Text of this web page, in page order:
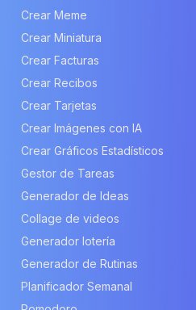
Crear Meme
Crear Miniatura
Crear Facturas
Crear Recibos
Crear Tarjetas
Crear Imágenes con IA
Crear Gráficos Estadísticos
Gestor de Tareas
Generador de Ideas
Collage de videos
Generador lotería
Generador de Rutinas
Planificador Semanal